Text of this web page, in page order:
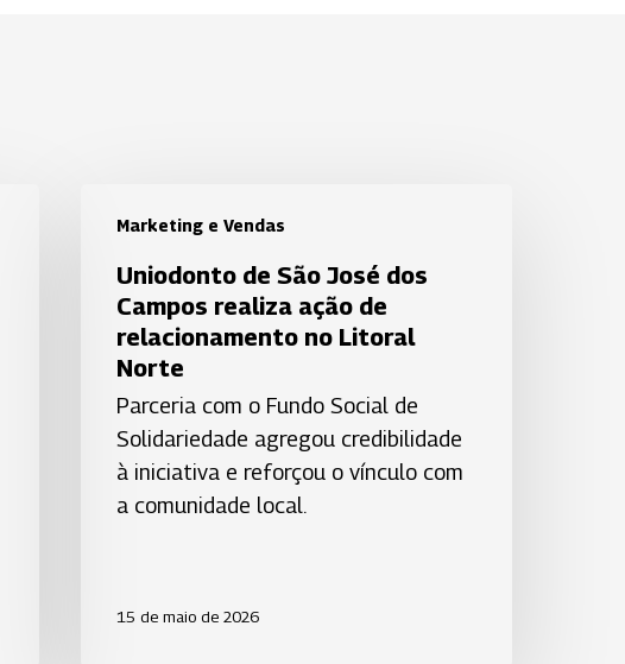
Marketing e Vendas
José
Campos
realiza
ação
relacionamento
Uniodonto de São José dos
Campos realiza ação de
relacionamento no Litoral
Norte
Parceria com o Fundo Social de
Solidariedade agregou credibilidade
à iniciativa e reforçou o vínculo com
a comunidade local.
15 de maio de 2026